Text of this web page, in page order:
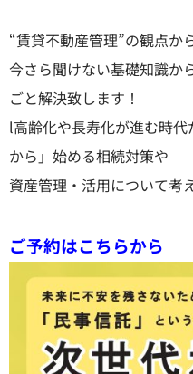
“賃貸不動産管理”の観点か
今さら聞けない基礎知識か
ごと解決致します！
l高齢化や長寿化が進む時
から」始める相続対策や
資産管理・活用について考
ご予約はこちらから